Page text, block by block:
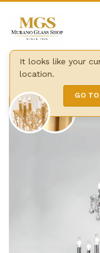
It looks like your
location.
GO
Home / Lustres /
Lustre lumineux